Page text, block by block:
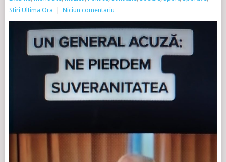
Stiri Ultima Ora
Niciun comentariu